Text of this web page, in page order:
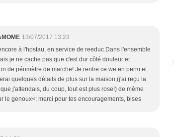
13/07/2017 13:23
à l'hostau, en service de reeduc.Dans l'ensemble
je ne cache pas que c'est dur côté douleur et
de périmètre de marche! Je rentre ce we en perm et
quelques détails de plus sur la maison,(j'ai reçu la
j'attendais, du coup, tout est plus rose!) de même
le genoux<; merci pour tes encouragements, bises